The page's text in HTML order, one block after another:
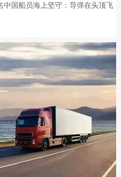
中国船员海上坚守：导弹在头顶飞